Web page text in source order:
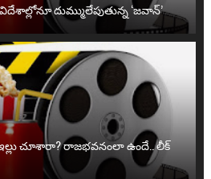
విదేశాల్లోనూ దుమ్ములేపుతున్న ‘జవాన్’
ఇల్లు చూశారా? రాజభవనంలా ఉందే.. లీక్